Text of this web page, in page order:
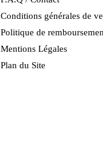
produit
Conditions générales de
Politique de
Mentions Légales
Plan du Site